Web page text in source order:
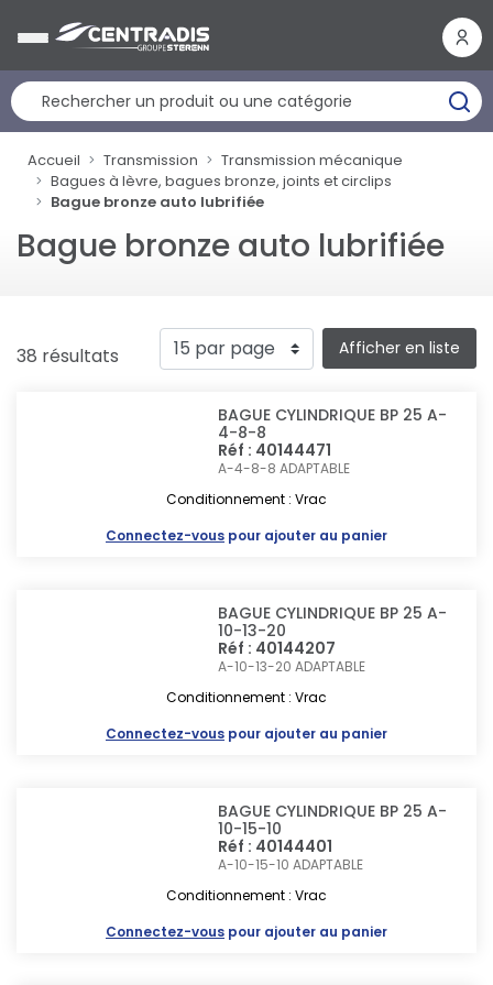
Accueil Transmission
Transmission mécanique
Bagues à lèvre, bagues bronze, joints et circlips
Bague bronze auto lubrifiée
Bague bronze auto lubrifiée
38 résultats Afficher en liste
BAGUE CYLINDRIQUE BP 25 A-
4-8-8
Réf : 40144471
A-4-8-8ADAPTABLE
Conditionnement : Vrac
Connectez-vous pour ajouter au panier
BAGUE CYLINDRIQUE BP 25 A-
10-13-20
Réf : 40144207
A-10-13-20ADAPTABLE
Conditionnement : Vrac
Connectez-vous pour ajouter au panier
BAGUE CYLINDRIQUE BP 25 A-
10-15-10
Réf : 40144401
A-10-15-10ADAPTABLE
Conditionnement : Vrac
Connectez-vous pour ajouter au panier